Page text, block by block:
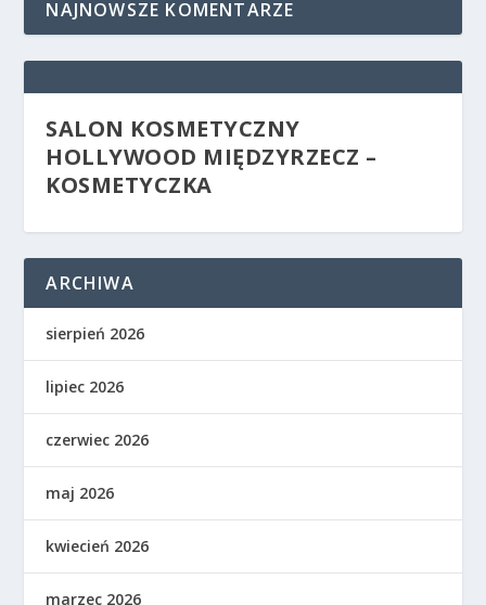
NAJNOWSZE KOMENTARZE
SALON KOSMETYCZNY
HOLLYWOOD MIĘDZYRZECZ –
KOSMETYCZKA
ARCHIWA
sierpień 2026
lipiec 2026
czerwiec 2026
maj 2026
kwiecień 2026
marzec 2026